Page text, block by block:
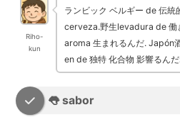
Riho-
kun
ランビック ベルギー de 伝
cerveza.野生levadura de
aroma 生まれるんだ. Japón
en de 独特 化合物 影響るん
👅 sabor